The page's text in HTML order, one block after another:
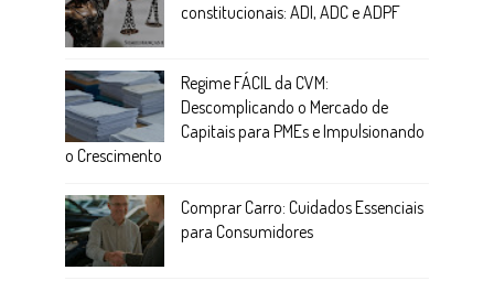
constitucionais: ADI, ADC e ADPF
Regime FÁCIL da CVM:
Descomplicando o Mercado de
Capitais para PMEs e Impulsionando
o Crescimento
Comprar Carro: Cuidados Essenciais
para Consumidores